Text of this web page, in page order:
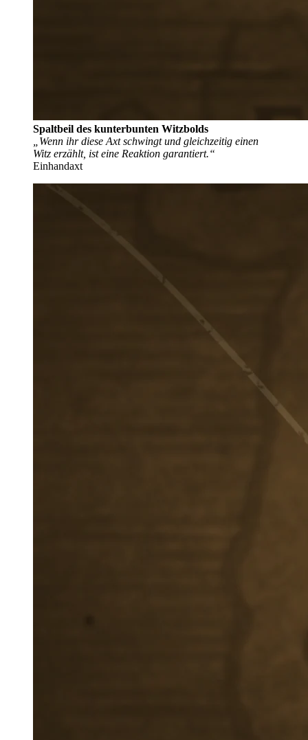
Spaltbeil des kunterbunten Witzbolds
„Wenn ihr diese Axt schwingt und gleichzeitig einen
Witz erzählt, ist eine Reaktion garantiert.“
Einhandaxt